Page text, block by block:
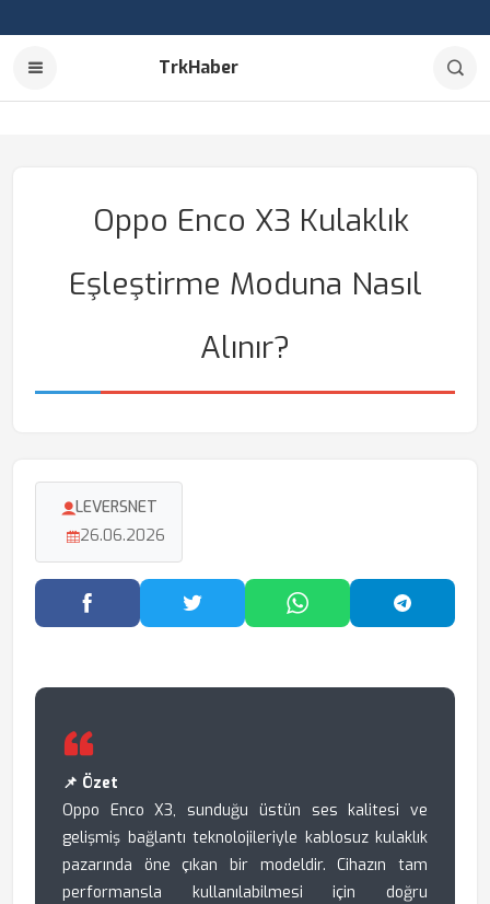
TrkHaber
Oppo Enco X3 Kulaklık
Eşleştirme Moduna Nasıl
Alınır?
LEVERSNET
26.06.2026
Facebook'ta PaylaşTwitter'da PaylaşWhatsApp'ta Paylaş
📌 Özet
Oppo Enco X3, sunduğu üstün ses kalitesi ve
gelişmiş bağlantı teknolojileriyle kablosuz kulaklık
pazarında öne çıkan bir modeldir. Cihazın tam
performansla kullanılabilmesi için doğru